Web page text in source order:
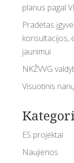
planus pagal
Pradėtas
konsultacijos,
jaunimui
NKŽVVG
Visuotinis
ES projektai
Naujienos